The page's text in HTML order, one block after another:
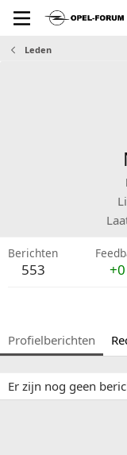
Leden
Berichten
553 +0
Profielberichten
Er zijn nog geen